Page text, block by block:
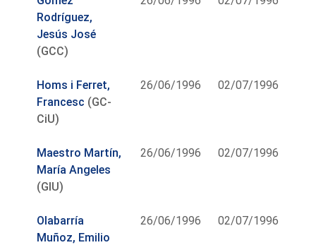
Rodríguez,
Jesús José
(GCC)
Homs i Ferret,
Francesc (GC-
CiU)
26/06/1996 02/07/1996
Maestro Martín,
María Angeles
(GIU)
26/06/1996 02/07/1996
Olabarría
Muñoz, Emilio
26/06/1996 02/07/1996